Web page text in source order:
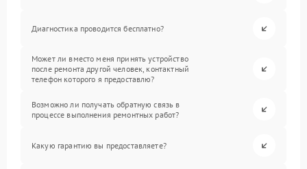
Диагностика проводится бесплатно?
Может ли вместо меня принять устройство
после ремонта другой человек, контактный
телефон которого я предоставлю?
Возможно ли получать обратную связь в
процессе выполнения ремонтных работ?
Какую гарантию вы предоставляете?